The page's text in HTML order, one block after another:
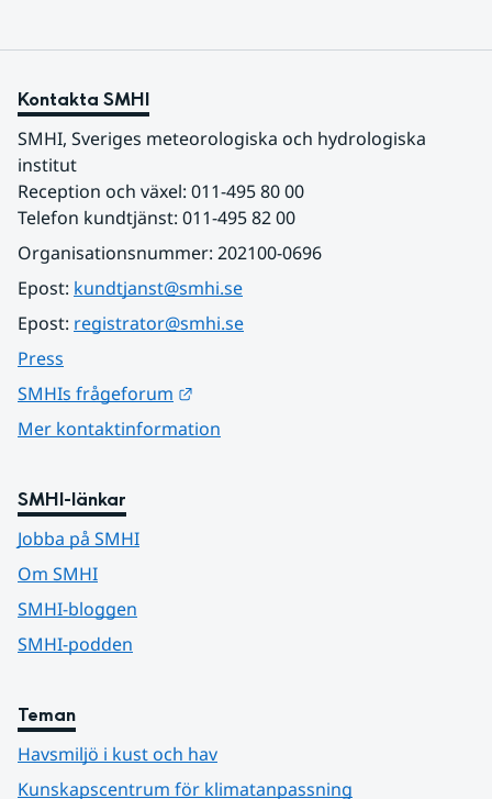
Kontakta SMHI
SMHI, Sveriges meteorologiska och hydrologiska
institut
Reception och växel: 011-495 80 00
Telefon kundtjänst: 011-495 82 00
Organisationsnummer: 202100-0696
Epost: kundtjanst@smhi.se
Epost: registrator@smhi.se
Press
SMHIs frågeforum
Mer kontaktinformation
SMHI-länkar
Jobba på SMHI
Om SMHI
SMHI-bloggen
SMHI-podden
Teman
Havsmiljö i kust och hav
Kunskapscentrum för klimatanpassning